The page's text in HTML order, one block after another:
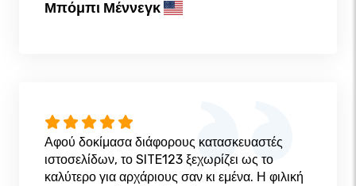
Μπόμπι Μέννεγκ
Αφού δοκίμασα διάφορους κατασκευαστές
ιστοσελίδων, το SITE123 ξεχωρίζει ως το
καλύτερο για αρχάριους σαν κι εμένα. Η φιλική